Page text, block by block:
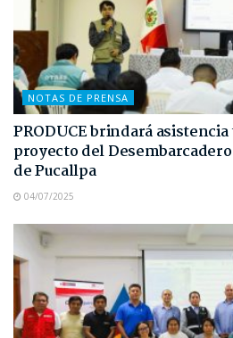
NOTAS DE PRENSA
PRODUCE brindará
proyecto del
de Pucallpa
04/07/2025